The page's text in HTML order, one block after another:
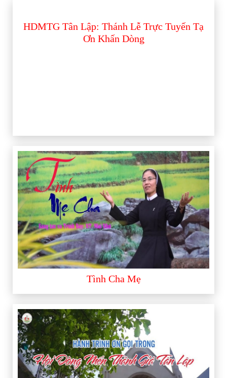
HDMTG Tân Lập: Thánh Lễ Trực Tuyến Tạ
Ơn Khấn Dòng
Tình Cha Mẹ